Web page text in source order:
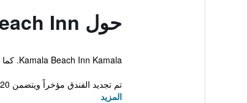
حول Kamala Beach Inn
Kamala Beach Inn Kamala. كما يقع الفندق على بعد مسافة قريبة تنزهاً من Kamala Beach.
تم تجديد الفندق مؤخراً ويتضمن 120 غرفة أنيقة. طاقم العمل على أهبة الاستعداد في أي وقت وعلى مدار الاسبوع لإجرا...
المزيد